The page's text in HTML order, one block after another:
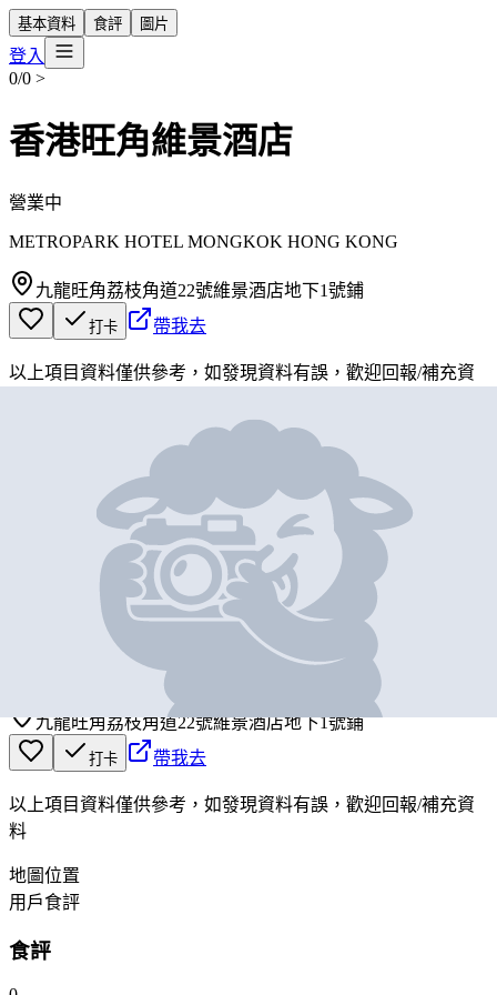
基本資料 食評 圖片
登入
0/0 >
香港旺角維景酒店
營業中
METROPARK HOTEL MONGKOK HONG KONG
九龍旺角荔枝角道22號維景酒店地下1號鋪
打卡 帶我去
以上項目資料僅供參考，如發現資料有誤，歡迎回報/補充資
香港旺角維景酒店
METROPARK HOTEL MONGKOK HONG KONG
九龍旺角荔枝角道22號維景酒店地下1號鋪
打卡 帶我去
以上項目資料僅供參考，如發現資料有誤，歡迎回報/補充資
料
地圖位置
用戶食評
食評